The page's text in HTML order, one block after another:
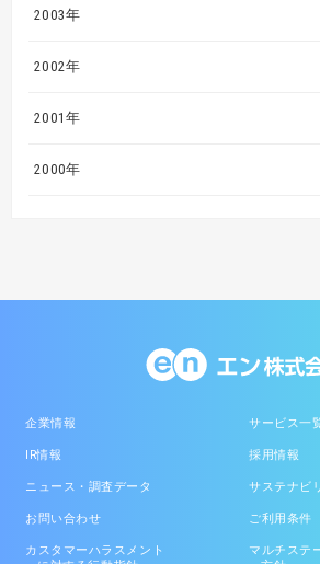
2003年
2002年
2001年
2000年
企業情報 サービス一
IR情報 採用情報
ニュース・調査データ サステナビ
お問い合わせ ご利用条件
カスタマーハラスメント
マルチステ